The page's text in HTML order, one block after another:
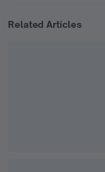
Related Articles